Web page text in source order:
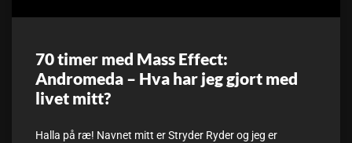
70 timer med Mass Effect:
Andromeda – Hva har jeg gjort med
livet mitt?
Halla på ræ! Navnet mitt er Stryder Ryder og jeg er